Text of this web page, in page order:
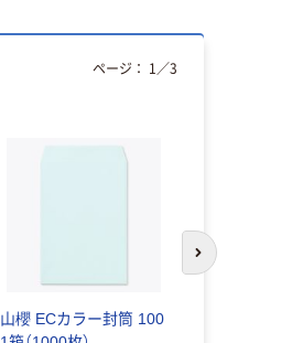
山櫻 ECカラー封筒 100
ページ： 1 ／3
次のスライド